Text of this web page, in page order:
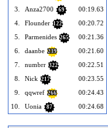
3.
Anza2700 69
00:19.63
4.
Flounder 122
00:20.72
5.
Parmenides 265
00:21.36
6.
daanbe 239
00:21.60
7.
numbrr 322
00:22.51
8.
Nick 217
00:23.55
9.
qqwref 266
00:24.43
10.
Uonia 87 00:24.68